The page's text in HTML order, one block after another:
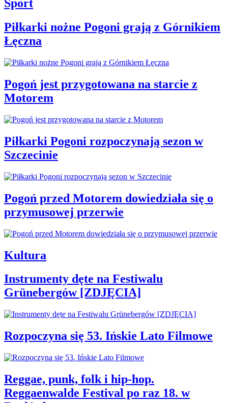
Sport
Piłkarki nożne Pogoni grają z Górnikiem
Łęczna
Pogoń jest przygotowana na starcie z
Motorem
Piłkarki Pogoni rozpoczynają sezon w
Szczecinie
Pogoń przed Motorem dowiedziała się o
przymusowej przerwie
Kultura
Instrumenty dęte na Festiwalu
Grünebergów [ZDJĘCIA]
Rozpoczyna się 53. Ińskie Lato Filmowe
Reggae, punk, folk i hip-hop.
Reggaenwalde Festival po raz 18. w